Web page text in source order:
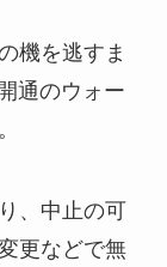
機を逃すま
通のウォー
、中止の可
更などで無